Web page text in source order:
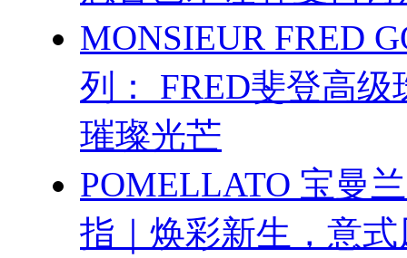
MONSIEUR FRED
列： FRED斐登高
璀璨光芒
POMELLATO 宝曼
指｜焕彩新生，意式